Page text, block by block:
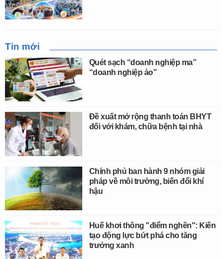
Tin mới
Quét sạch “doanh nghiệp ma”
“doanh nghiệp ảo”
Đề xuất mở rộng thanh toán BHYT
đối với khám, chữa bệnh tại nhà
Chính phủ ban hành 9 nhóm giải
pháp về môi trường, biến đổi khí
hậu
Huế khơi thông "điểm nghẽn": Kiến
tạo động lực bứt phá cho tăng
trưởng xanh